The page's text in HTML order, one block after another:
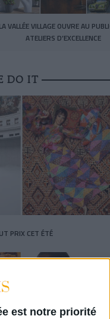
est notre priorité
LA VALLÉE VILLAGE OUVRE AU
ATELIERS D’EXCELLENCE
DO IT
PRIX CET ÉTÉ